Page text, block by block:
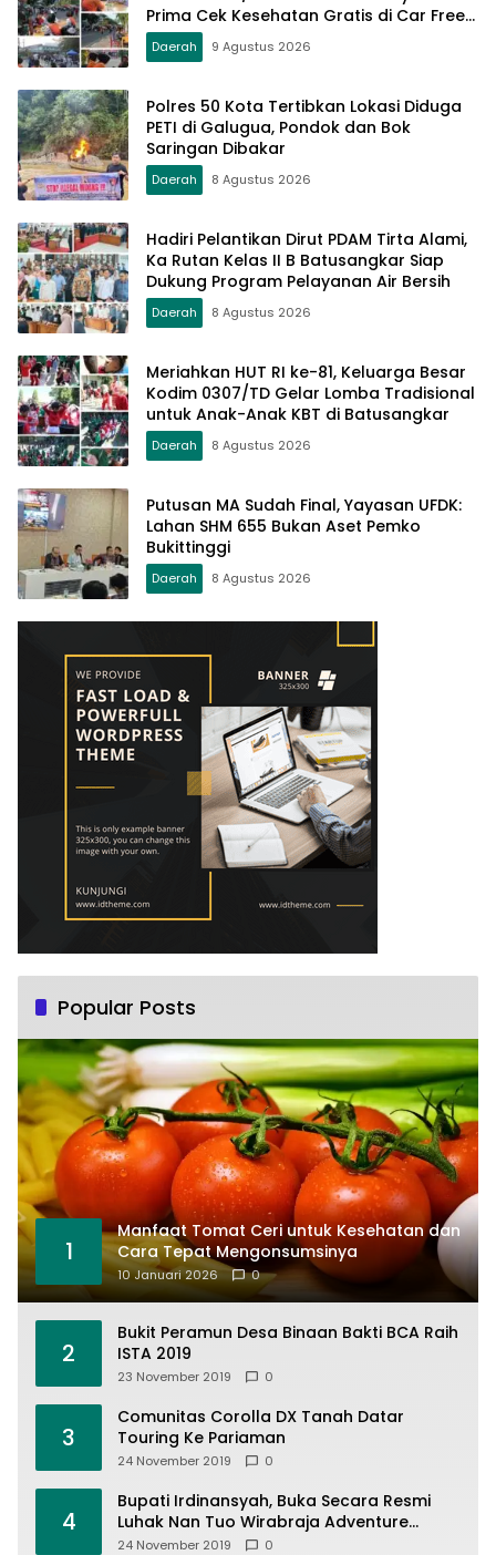
Prima Cek Kesehatan Gratis di Car Free
Day Setiap Minggu
Daerah 9 Agustus 2026
Polres 50 Kota Tertibkan Lokasi Diduga
PETI di Galugua, Pondok dan Bok
Saringan Dibakar
Daerah 8 Agustus 2026
Hadiri Pelantikan Dirut PDAM Tirta Alami,
Ka Rutan Kelas II B Batusangkar Siap
Dukung Program Pelayanan Air Bersih
Daerah 8 Agustus 2026
Meriahkan HUT RI ke-81, Keluarga Besar
Kodim 0307/TD Gelar Lomba Tradisional
untuk Anak-Anak KBT di Batusangkar
Daerah 8 Agustus 2026
Putusan MA Sudah Final, Yayasan UFDK:
Lahan SHM 655 Bukan Aset Pemko
Bukittinggi
Daerah 8 Agustus 2026
Popular Posts
1
Manfaat Tomat Ceri untuk Kesehatan dan
Cara Tepat Mengonsumsinya
10 Januari 2026 0
2
Bukit Peramun Desa Binaan Bakti BCA Raih
ISTA 2019
23 November 2019 0
3
Comunitas Corolla DX Tanah Datar
Touring Ke Pariaman
24 November 2019 0
4
Bupati Irdinansyah, Buka Secara Resmi
Luhak Nan Tuo Wirabraja Adventure
Offroad 2019
24 November 2019 0